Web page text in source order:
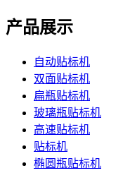
产品展示
自动贴标机
双面贴标机
扁瓶贴标机
玻璃瓶贴标机
高速贴标机
贴标机
椭圆瓶贴标机